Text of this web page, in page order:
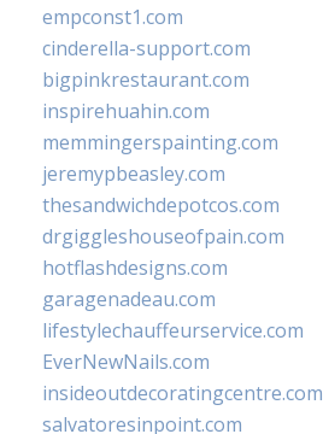
empconst1.com
cinderella-support.com
bigpinkrestaurant.com
inspirehuahin.com
memmingerspainting.com
jeremypbeasley.com
thesandwichdepotcos.com
drgiggleshouseofpain.com
hotflashdesigns.com
garagenadeau.com
lifestylechauffeurservice.com
EverNewNails.com
insideoutdecoratingcentre.com
salvatoresinpoint.com